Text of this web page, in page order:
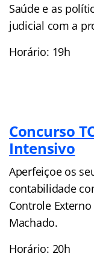
Saúde e as
judicial com a
Horário: 19h
Concurso
Intensivo
Aperfeiçoe os
contabilidade
Controle
Machado.
Horário: 20h